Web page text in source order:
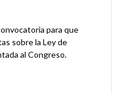
para que
sobre la Ley de
al Congreso.